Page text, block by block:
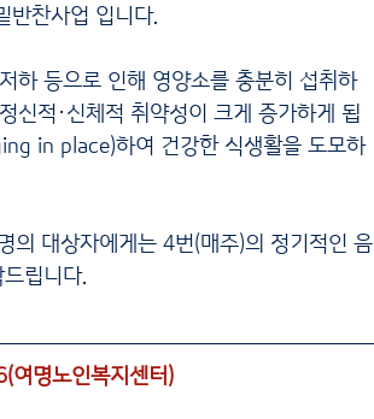
반찬사업 입니다.
하 등으로 인해 영양소를 충분히 섭취하
신적·신체적 취약성이 크게 증가하게 됩
in place)하여 건강한 식생활을 도모하
의 대상자에게는 4번(매주)의 정기적인 음
립니다.
명노인복지센터)